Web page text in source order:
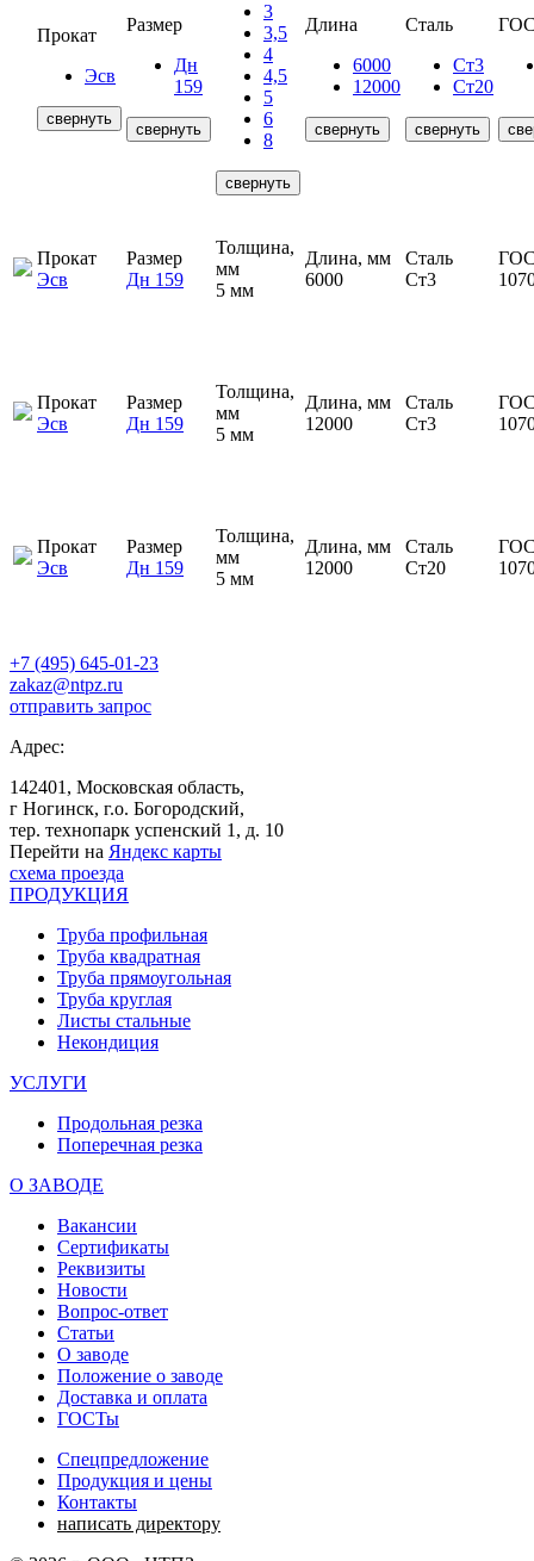
Прокат
Эсв
свернуть
Размер
Дн
159
свернуть
3
3,5
4
4,5
5
6
8
свернуть
Длина
6000
12000
свернуть
Сталь
Ст3
Ст20
свернуть
Прокат
Эсв
Размер
Дн 159
Толщина,
мм
5 мм
Длина, мм
6000
Сталь
Ст3
Прокат
Эсв
Размер
Дн 159
Толщина,
мм
5 мм
Длина, мм
12000
Сталь
Ст3
Прокат
Эсв
Размер
Дн 159
Толщина,
мм
5 мм
Длина, мм
12000
Сталь
Ст20
+7 (495) 645-01-23
zakaz@ntpz.ru
отправить запрос
Адрес:
142401, Московская область,
г Ногинск, г.о. Богородский,
тер. технопарк успенский 1, д. 10
Перейти на Яндекс карты
схема проезда
ПРОДУКЦИЯ
Труба профильная
Труба квадратная
Труба прямоугольная
Труба круглая
Листы стальные
Некондиция
УСЛУГИ
Продольная резка
Поперечная резка
О ЗАВОДЕ
Вакансии
Сертификаты
Реквизиты
Новости
Вопрос-ответ
Статьи
О заводе
Положение о заводе
Доставка и оплата
ГОСТы
Спецпредложение
Продукция и цены
Контакты
написать директору